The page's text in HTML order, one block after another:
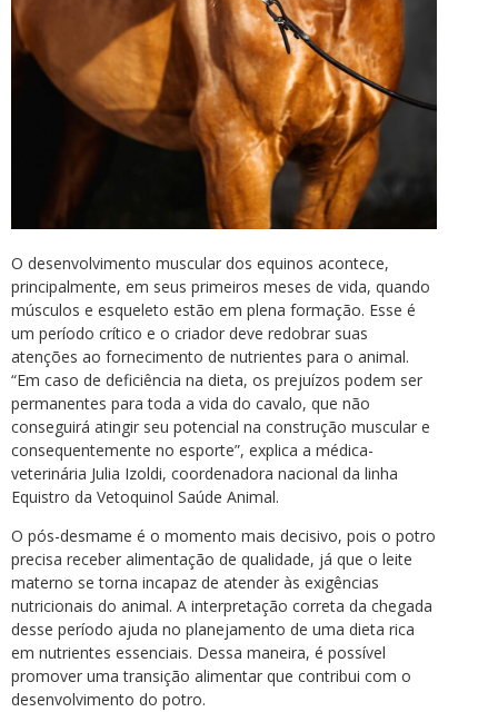
O desenvolvimento muscular dos equinos acontece,
principalmente, em seus primeiros meses de vida, quando
músculos e esqueleto estão em plena formação. Esse é
um período crítico e o criador deve redobrar suas
atenções ao fornecimento de nutrientes para o animal.
“Em caso de deficiência na dieta, os prejuízos podem ser
permanentes para toda a vida do cavalo, que não
conseguirá atingir seu potencial na construção muscular e
consequentemente no esporte”, explica a médica-
veterinária Julia Izoldi, coordenadora nacional da linha
Equistro da Vetoquinol Saúde Animal.
O pós-desmame é o momento mais decisivo, pois o potro
precisa receber alimentação de qualidade, já que o leite
materno se torna incapaz de atender às exigências
nutricionais do animal. A interpretação correta da chegada
desse período ajuda no planejamento de uma dieta rica
em nutrientes essenciais. Dessa maneira, é possível
promover uma transição alimentar que contribui com o
desenvolvimento do potro.